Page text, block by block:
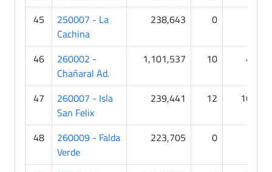
45
250007 - La
Cachina
238,643 0
46
260002 -
Chañaral Ad.
1,101,537 10 45
47
260007 - Isla
San Felix
239,441 12 164
48
260009 - Falda
Verde
223,705 0